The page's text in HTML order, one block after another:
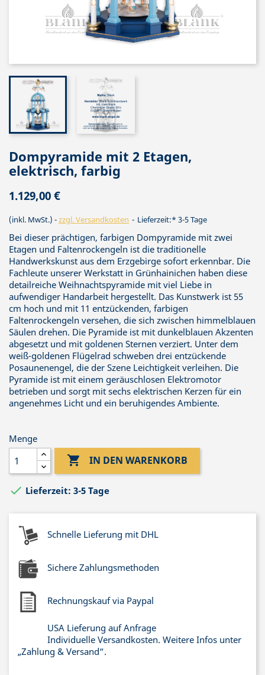
Dompyramide mit 2 Etagen,
elektrisch, farbig
1.129,00 €
(inkl. MwSt.) zzgl. Versandkosten Lieferzeit:* 3-5 Tage
Bei dieser prächtigen, farbigen Dompyramide mit zwei
Etagen und Faltenrockengeln ist die traditionelle
Handwerkskunst aus dem Erzgebirge sofort erkennbar. Die
Fachleute unserer Werkstatt in Grünhainichen haben diese
detailreiche Weihnachtspyramide mit viel Liebe in
aufwendiger Handarbeit hergestellt. Das Kunstwerk ist 55
cm hoch und mit 11 entzückenden, farbigen
Faltenrockengeln versehen, die sich zwischen himmelblauen
Säulen drehen. Die Pyramide ist mit dunkelblauen Akzenten
abgesetzt und mit goldenen Sternen verziert. Unter dem
weiß-goldenen Flügelrad schweben drei entzückende
Posaunenengel, die der Szene Leichtigkeit verleihen. Die
Pyramide ist mit einem geräuschlosen Elektromotor
betrieben und sorgt mit sechs elektrischen Kerzen für ein
angenehmes Licht und ein beruhigendes Ambiente.
Menge
 IN DEN WARENKORB
 Lieferzeit: 3-5 Tage
Schnelle Lieferung mit DHL
Sichere Zahlungsmethoden
Rechnungskauf via Paypal
USA Lieferung auf Anfrage
Individuelle Versandkosten. Weitere Infos unter
„Zahlung & Versand“.